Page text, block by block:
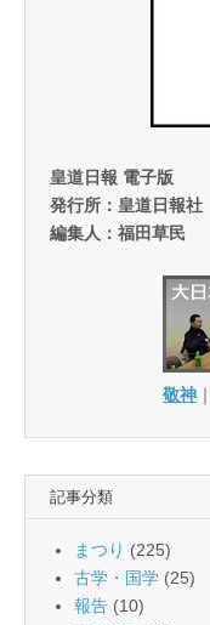
皇道日報 電子版
発行所：皇道日報社
編集人：福田草民
敬神 ｜
記事分類
まつり (225)
古学・国学 (25)
報告 (10)